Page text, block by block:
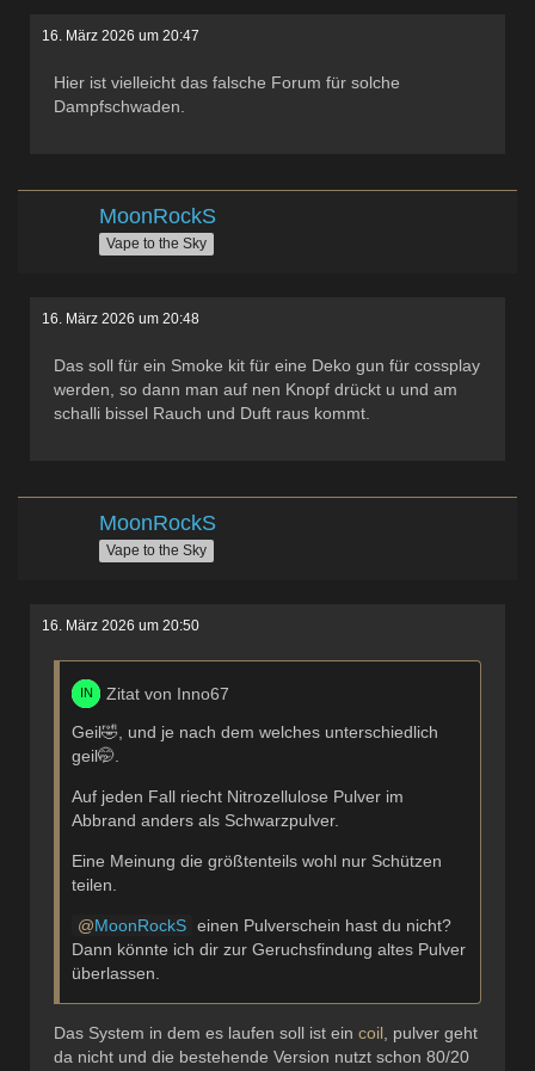
16. März 2026 um 20:47
Hier ist vielleicht das falsche Forum für solche
Dampfschwaden.
MoonRockS
Vape to the Sky
16. März 2026 um 20:48
Das soll für ein Smoke kit für eine Deko gun für cossplay
werden, so dann man auf nen Knopf drückt u und am
schalli bissel Rauch und Duft raus kommt.
MoonRockS
Vape to the Sky
16. März 2026 um 20:50
Zitat von Inno67
Geil🤣, und je nach dem welches unterschiedlich
geil🤭.
Auf jeden Fall riecht Nitrozellulose Pulver im
Abbrand anders als Schwarzpulver.
Eine Meinung die größtenteils wohl nur Schützen
teilen.
MoonRockS einen Pulverschein hast du nicht?
Dann könnte ich dir zur Geruchsfindung altes Pulver
überlassen.
Das System in dem es laufen soll ist ein coil , pulver geht
da nicht und die bestehende Version nutzt schon 80/20